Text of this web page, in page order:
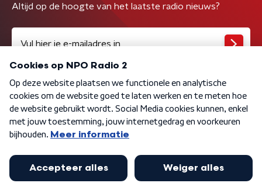
Altijd op de hoogte van het laatste radio nieuws?
Algemene voorwaarden